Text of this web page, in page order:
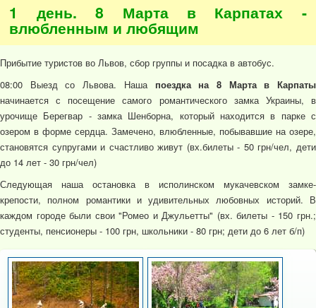
1 день. 8 Марта в Карпатах -
влюбленным и любящим
Прибытие туристов во Львов, сбор группы и посадка в автобус.
08:00 Выезд со Львова. Наша поездка на 8 Марта в Карпаты
начинается с посещение самого романтического замка Украины, в
урочище Берегвар - замка Шенборна, который находится в парке с
озером в форме сердца. Замечено, влюбленные, побывавшие на озере,
становятся супругами и счастливо живут (вх.билеты - 50 грн/чел, дети
до 14 лет - 30 грн/чел)
Следующая наша остановка в исполинском мукачевском замке-
крепости, полном романтики и удивительных любовных историй. В
каждом городе были свои "Ромео и Джульетты" (вх. билеты - 150 грн.;
студенты, пенсионеры - 100 грн, школьники - 80 грн; дети до 6 лет б/п)